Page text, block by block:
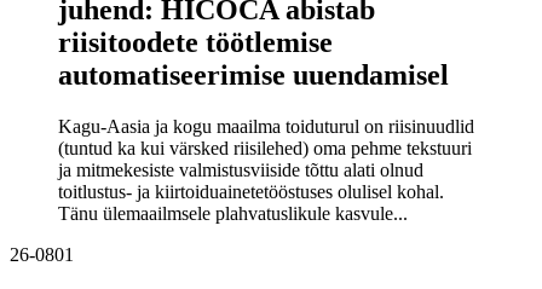
juhend: HICOCA abistab
riisitoodete töötlemise
automatiseerimise uuendamisel
Kagu-Aasia ja kogu maailma toiduturul on riisinuudlid
(tuntud ka kui värsked riisilehed) oma pehme tekstuuri
ja mitmekesiste valmistusviiside tõttu alati olnud
toitlustus- ja kiirtoiduainetetööstuses olulisel kohal.
Tänu ülemaailmsele plahvatuslikule kasvule...
26-0801